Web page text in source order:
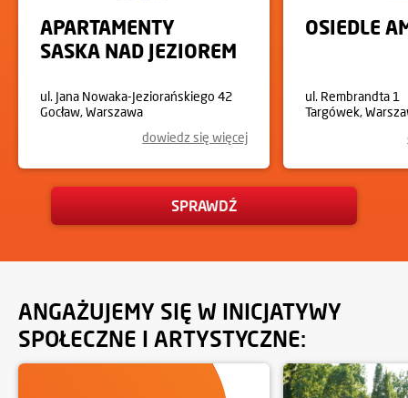
APARTAMENTY
SASKA NAD JEZIOREM
ul. Jana Nowaka-Jeziorańskiego 42
Gocław, Warszawa
dowiedz się więcej
OSIEDLE
ul. Rembrandta 1
Targówek,
SPRAWDŹ
ANGAŻUJEMY SIĘ W INICJATYWY
SPOŁECZNE I ARTYSTYCZNE: